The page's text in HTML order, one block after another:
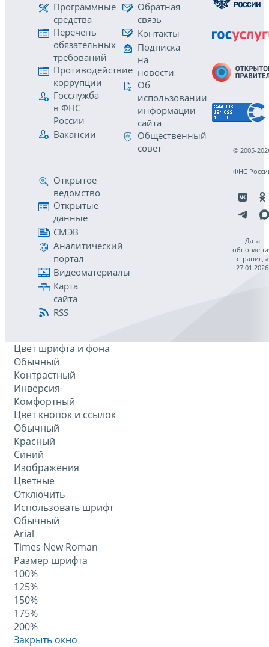
Программные
средства
Перечень
обязательных
требований
Противодействие
коррупции
Госслужба
в ФНС
России
Вакансии
Обратная
связь
Контакты
Подписка
на
новости
Об
использовании
информации
сайта
Общественный
совет
Открытое
ведомство
Открытые
данные
СМЭВ
Аналитический
портал
Видеоматериалы
Карта
сайта
RSS
© 2005-
ФНС
Дата
страницы
27.01.2026
Цвет шрифта и фона
Обычный
Контрастный
Инверсия
Комфортный
Цвет кнопок и ссылок
Обычный
Красный
Синий
Изображения
Цветные
Отключить
Использовать шрифт
Обычный
Arial
Times New Roman
Размер шрифта
100%
125%
150%
175%
200%
Закрыть окно